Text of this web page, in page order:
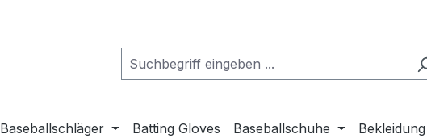
Baseballschläger Batting Gloves Baseballschuhe Bekleidung